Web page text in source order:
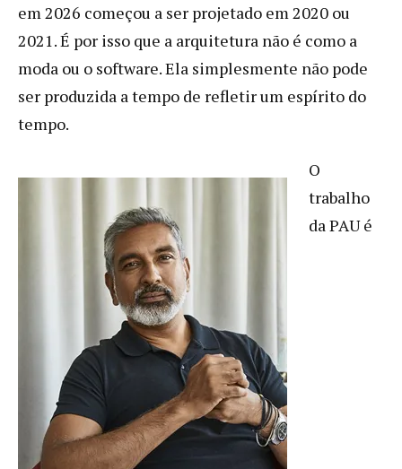
em 2026 começou a ser projetado em 2020 ou
2021. É por isso que a arquitetura não é como a
moda ou o software. Ela simplesmente não pode
ser produzida a tempo de refletir um espírito do
tempo.
O
trabalho
da PAU é